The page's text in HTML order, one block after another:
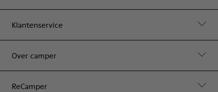
Klantenservice
Over camper
ReCamper